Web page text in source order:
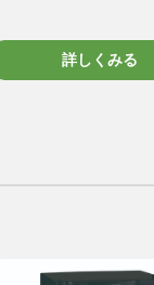
詳しくみる